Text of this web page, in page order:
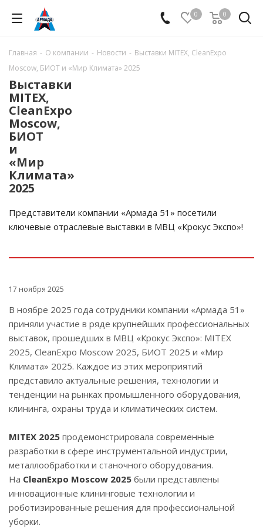
0 0
Главная - О компании - Новости - Выставки MITEX, CleanExpo
Moscow, БИОТ и «Мир Климата» 2025
Выставки
MITEX,
CleanExpo
Moscow,
БИОТ
и
«Мир
Климата»
2025
Представители компании «Армада 51» посетили
ключевые отраслевые выставки в МВЦ «Крокус Экспо»!
17 ноября 2025
В ноябре 2025 года сотрудники компании «Армада 51»
приняли участие в ряде крупнейших профессиональных
выставок, прошедших в МВЦ «Крокус Экспо»: MITEX
2025, CleanExpo Moscow 2025, БИОТ 2025 и «Мир
Климата» 2025. Каждое из этих мероприятий
представило актуальные решения, технологии и
тенденции на рынках промышленного оборудования,
клининга, охраны труда и климатических систем.
MITEX 2025 продемонстрировала современные
разработки в сфере инструментальной индустрии,
металлообработки и станочного оборудования.
На CleanExpo Moscow 2025 были представлены
инновационные клининговые технологии и
роботизированные решения для профессиональной
уборки.